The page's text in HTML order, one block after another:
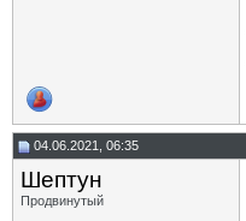
04.06.2021, 06:35
Шептун
Продвинутый